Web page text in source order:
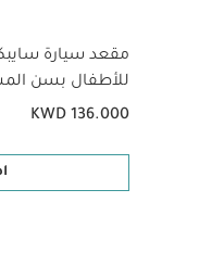
مقعد سيارة
للأطفال بسن
KWD 136.000